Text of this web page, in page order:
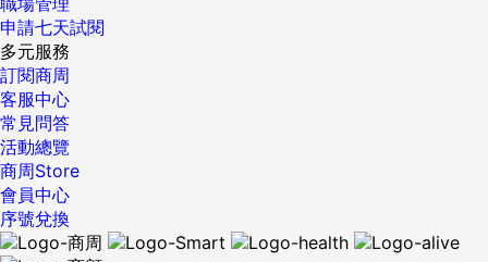
申請七天試閱
多元服務
訂閱商周
客服中心
常見問答
活動總覽
商周Store
會員中心
序號兌換